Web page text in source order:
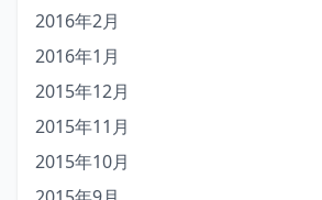
2016年2月
2016年1月
2015年12月
2015年11月
2015年10月